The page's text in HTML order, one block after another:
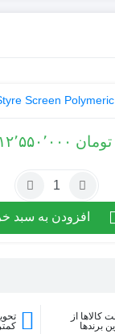
Screen Polymeric
تومان
افزودن به سبد
کالاها از
برندها